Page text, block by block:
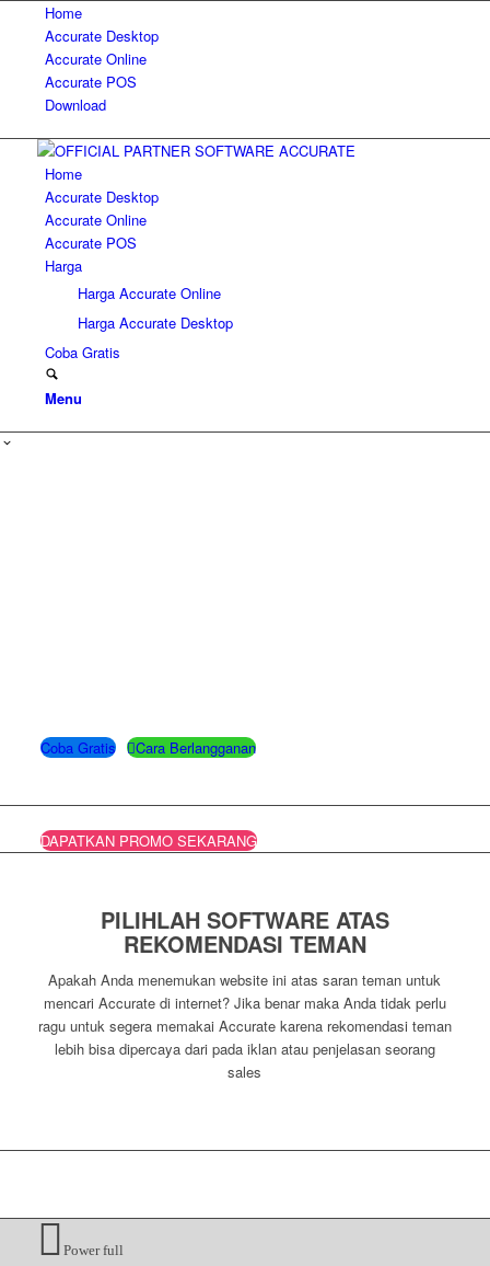
Home
Accurate Desktop
Accurate Online
Accurate POS
Download
Home
Accurate Desktop
Accurate Online
Accurate POS
Harga
Harga Accurate Online
Harga Accurate Desktop
Coba Gratis
Menu
Coba Gratis Cara Berlangganan
DAPATKAN PROMO SEKARANG
PILIHLAH SOFTWARE ATAS
REKOMENDASI TEMAN
Apakah Anda menemukan website ini atas saran teman untuk
mencari Accurate di internet? Jika benar maka Anda tidak perlu
ragu untuk segera memakai Accurate karena rekomendasi teman
lebih bisa dipercaya dari pada iklan atau penjelasan seorang
sales
Power full